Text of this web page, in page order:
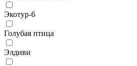
Экотур-6
Голубая птица
Элдиви